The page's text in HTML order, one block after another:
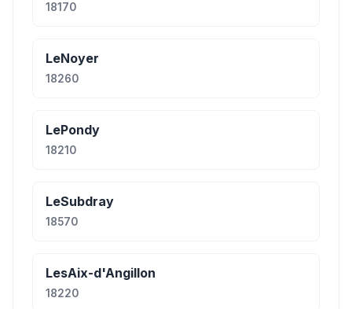
18170
LeNoyer
18260
LePondy
18210
LeSubdray
18570
LesAix-d'Angillon
18220